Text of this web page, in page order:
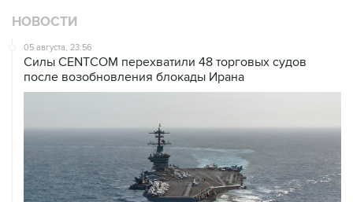
НОВОСТИ
05 августа, 23:56
Силы CENTCOM перехватили 48 торговых судов
после возобновления блокады Ирана